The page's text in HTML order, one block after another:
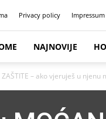
Privacy policy Impressum
NAJNOVIJE
– ako vjeruješ u njenu